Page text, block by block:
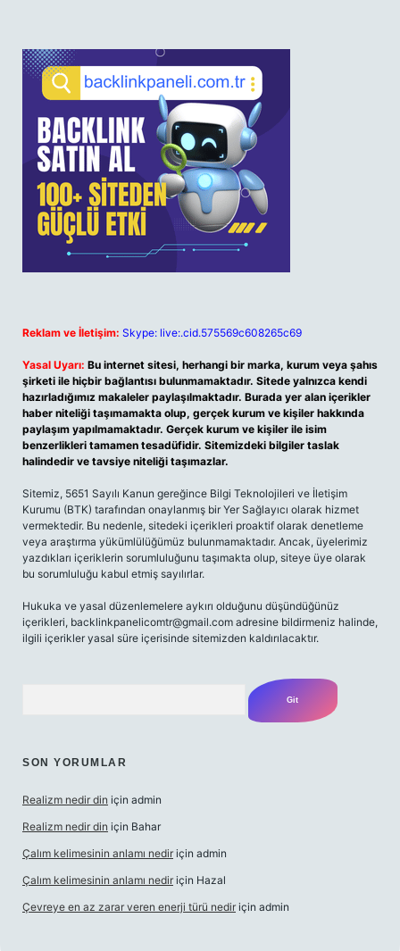
Reklam ve İletişim: Skype: live:.cid.575569c608265c69
Yasal Uyarı: Bu internet sitesi, herhangi bir marka, kurum veya şahıs
şirketi ile hiçbir bağlantısı bulunmamaktadır. Sitede yalnızca kendi
hazırladığımız makaleler paylaşılmaktadır. Burada yer alan içerikler
haber niteliği taşımamakta olup, gerçek kurum ve kişiler hakkında
paylaşım yapılmamaktadır. Gerçek kurum ve kişiler ile isim
benzerlikleri tamamen tesadüfidir. Sitemizdeki bilgiler taslak
halindedir ve tavsiye niteliği taşımazlar.
Sitemiz, 5651 Sayılı Kanun gereğince Bilgi Teknolojileri ve İletişim
Kurumu (BTK) tarafından onaylanmış bir Yer Sağlayıcı olarak hizmet
vermektedir. Bu nedenle, sitedeki içerikleri proaktif olarak denetleme
veya araştırma yükümlülüğümüz bulunmamaktadır. Ancak, üyelerimiz
yazdıkları içeriklerin sorumluluğunu taşımakta olup, siteye üye olarak
bu sorumluluğu kabul etmiş sayılırlar.
Hukuka ve yasal düzenlemelere aykırı olduğunu düşündüğünüz
içerikleri, backlinkpanelicomtr@gmail.com adresine bildirmeniz halinde,
ilgili içerikler yasal süre içerisinde sitemizden kaldırılacaktır.
SON YORUMLAR
Realizm nedir din için admin
Realizm nedir din için Bahar
Çalım kelimesinin anlamı nedir için admin
Çalım kelimesinin anlamı nedir için Hazal
Çevreye en az zarar veren enerji türü nedir için admin